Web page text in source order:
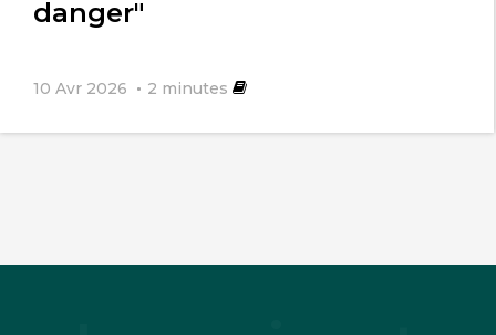
danger"
10 Avr 2026 2 minutes